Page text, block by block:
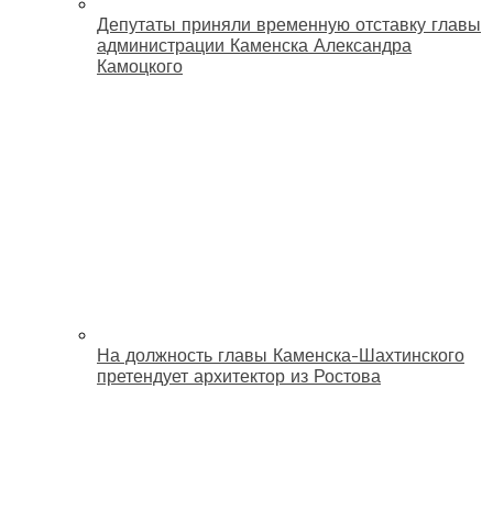
Депутаты приняли временную отставку главы
администрации Каменска Александра
Камоцкого
На должность главы Каменска-Шахтинского
претендует архитектор из Ростова